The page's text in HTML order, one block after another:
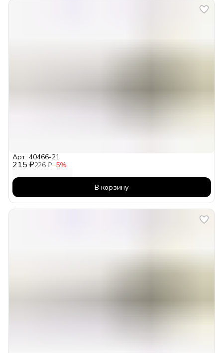
215 ₽226 ₽−5%
Арт: 40466-21
В корзину